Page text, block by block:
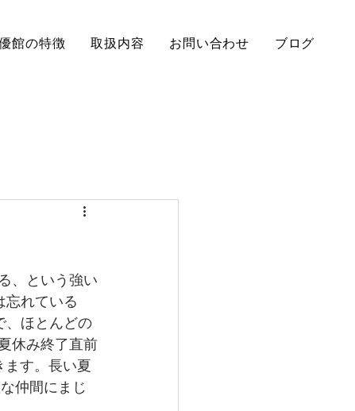
館の特徴 取扱内容 お問い合わせ ブログ
、という強い
忘れている
、ほとんどの
休み終了直前
す。長い夏
仲間にまじ